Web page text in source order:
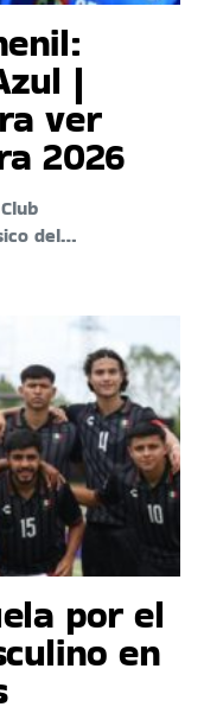
|
ver
2026
del…
por el
en